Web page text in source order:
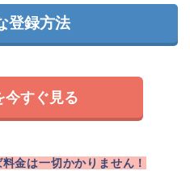
登録方法
今すぐ見る
金は一切かかりません！